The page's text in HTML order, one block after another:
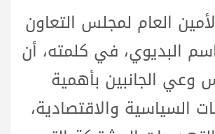
العام لمجلس التعاون
البديوي، في كلمته، أن
وعي الجانبين بأهمية
السياسية والاقتصادية،